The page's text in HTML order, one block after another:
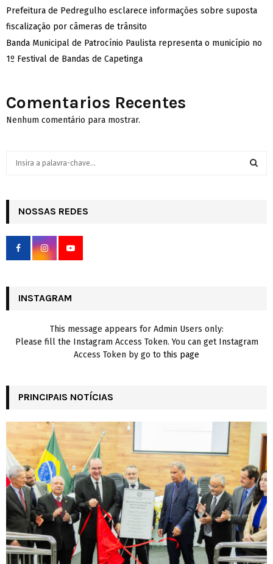
Prefeitura de Pedregulho esclarece informações sobre suposta
fiscalização por câmeras de trânsito
Banda Municipal de Patrocínio Paulista representa o município no
1º Festival de Bandas de Capetinga
Comentarios Recentes
Nenhum comentário para mostrar.
h
f
r
NOSSAS REDES
INSTAGRAM
This message appears for Admin Users only:
Please fill the Instagram Access Token. You can get Instagram
Access Token by go to this page
PRINCIPAIS NOTÍCIAS